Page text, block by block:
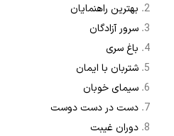
بهترین راهنمایان
سرور آزادگان
باغ سری
شتربان با ایمان
سیمای خوبان
دست در دست دوست
دوران غیبت